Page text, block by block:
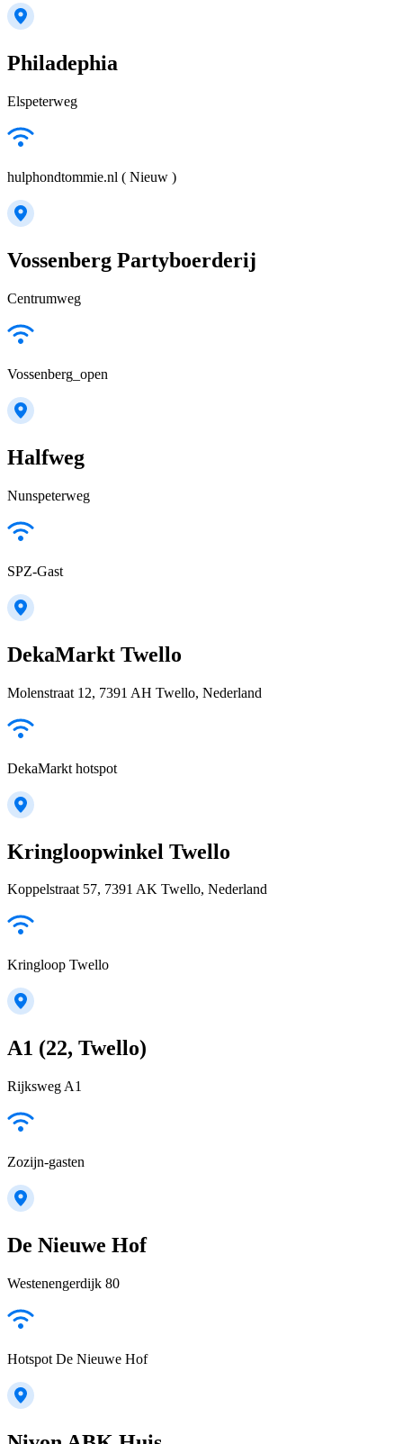
Philadephia
Elspeterweg
hulphondtommie.nl ( Nieuw )
Vossenberg Partyboerderij
Centrumweg
Vossenberg_open
Halfweg
Nunspeterweg
SPZ-Gast
DekaMarkt Twello
Molenstraat 12, 7391 AH Twello, Nederland
DekaMarkt hotspot
Kringloopwinkel Twello
Koppelstraat 57, 7391 AK Twello, Nederland
Kringloop Twello
A1 (22, Twello)
Rijksweg A1
Zozijn-gasten
De Nieuwe Hof
Westenengerdijk 80
Hotspot De Nieuwe Hof